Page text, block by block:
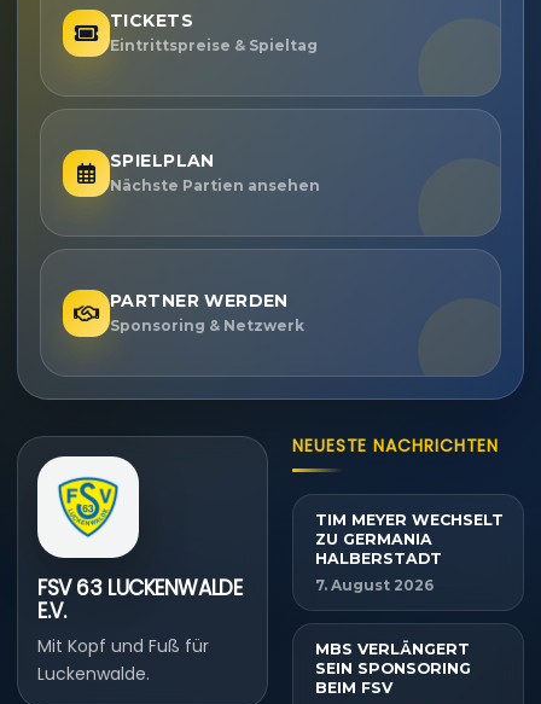
TICKETS
Eintrittspreise & Spieltag
SPIELPLAN
Nächste Partien ansehen
PARTNER WERDEN
Sponsoring & Netzwerk
FSV 63 LUCKENWALDE
E.V.
Mit Kopf und Fuß für
Luckenwalde.
NEUESTE NACHRICHTEN
TIM MEYER WECHSELT
ZU GERMANIA
HALBERSTADT
7. August 2026
MBS VERLÄNGERT
SEIN SPONSORING
BEIM FSV